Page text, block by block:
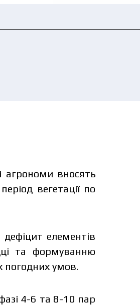
агрономи вносять
вегетації по
елементів
та формуванню
погодних умов.
4-6 та 8-10 пар